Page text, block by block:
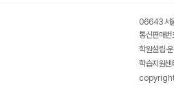
06643 서
통신판매
학원설립·
학습지원